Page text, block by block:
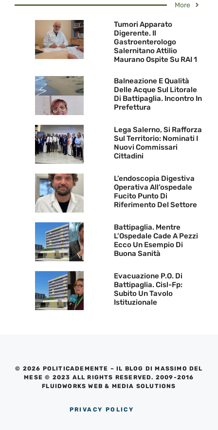
More
Tumori Apparato
Digerente. Il
Gastroenterologo
Salernitano Attilio
Maurano Ospite Su RAI 1
Balneazione E Qualità
Delle Acque Sul Litorale
Di Battipaglia. Incontro In
Prefettura
Lega Salerno, Si Rafforza
Sul Territorio: Nominati I
Nuovi Commissari
Cittadini
L’endoscopia Digestiva
Operativa All’ospedale
Fucito Punto Di
Riferimento Del Settore
Battipaglia. Mentre
L’Ospedale Cade A Pezzi
Ecco Un Esempio Di
Buona Sanità
Evacuazione P.O. Di
Battipaglia. Cisl-Fp:
Subito Un Tavolo
Istituzionale
© 2026 POLITICADEMENTE – IL BLOG DI MASSIMO DEL
MESE © 2023 ALL RIGHTS RESERVED. 2009-2016
FLUIDWORKS WEB & MEDIA SOLUTIONS
PRIVACY POLICY